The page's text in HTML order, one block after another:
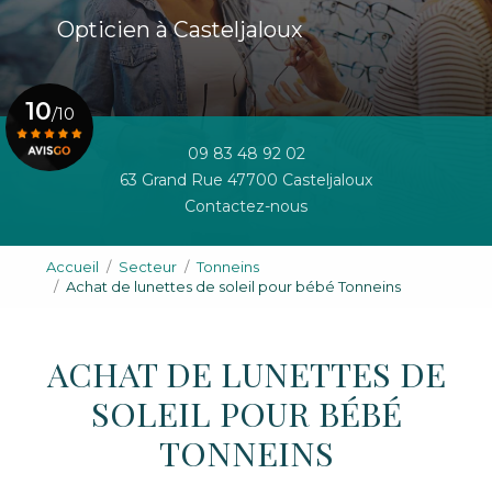
Opticien à Casteljaloux
09 83 48 92 02
63 Grand Rue 47700 Casteljaloux
Contactez-nous
10/10
Accueil Secteur
Tonneins
Achat de lunettes de soleil pour bébé Tonneins
ACHAT DE LUNETTES DE
SOLEIL POUR BÉBÉ
TONNEINS